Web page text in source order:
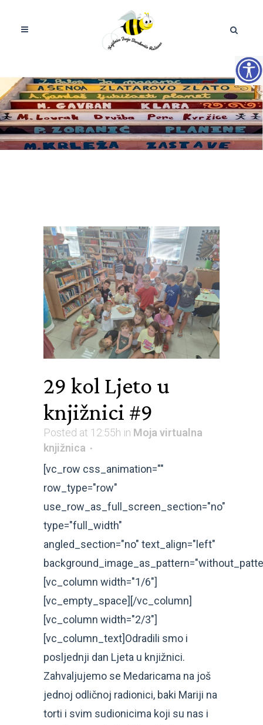
29 kol Ljeto u
knjižnici #9
Posted at 12:55h in Moja virtualna
knjižnica
[vc_row css_animation=""
row_type="row"
use_row_as_full_screen_section="no"
type="full_width"
angled_section="no" text_align="left"
[vc_column width="1/6"]
[vc_empty_space][/vc_column]
[vc_column width="2/3"]
[vc_column_text]Odradili smo i
posljednji dan Ljeta u knjižnici.
Zahvaljujemo se Medaricama na još
jednoj odličnoj radionici, baki Mariji na
torti i svim sudionicima koji su nas i